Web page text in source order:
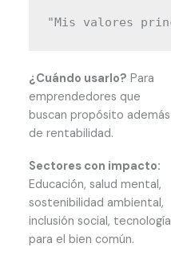
¿Cuándo usarlo? Para
emprendedores que
buscan propósito además
de rentabilidad.
Sectores con impacto:
Educación, salud mental,
sostenibilidad ambiental,
inclusión social, tecnología
para el bien común.